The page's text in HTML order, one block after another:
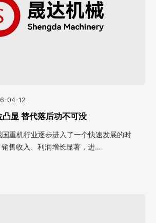
04-12
显 替代落后功不可没
重机行业逐步进入了一个快速发展的时
售收入、利润增长显著，进…